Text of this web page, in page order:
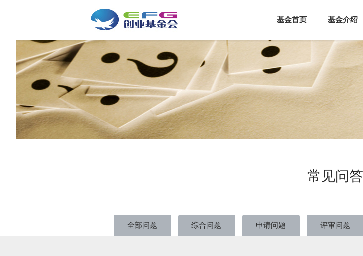
基金首页 基金介绍
常见问答
全部问题 综合问题 申请问题 评审问题